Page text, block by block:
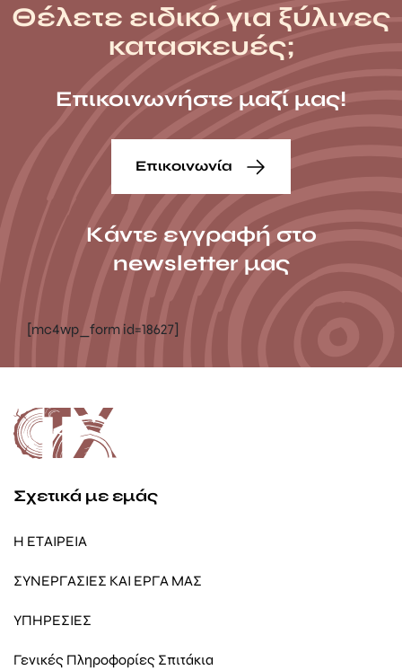
Θέλετε ειδικό για ξύλινες
κατασκευές;
Επικοινωνήστε μαζί μας!
Επικοινωνία
Κάντε εγγραφή στο
newsletter μας
[mc4wp_form id=18627]
Σχετικά με εμάς
Η ΕΤΑΙΡΕΙΑ
ΣΥΝΕΡΓΑΣΙΕΣ ΚΑΙ ΕΡΓΑ ΜΑΣ
ΥΠΗΡΕΣΙΕΣ
Γενικές Πληροφορίες Σπιτάκια